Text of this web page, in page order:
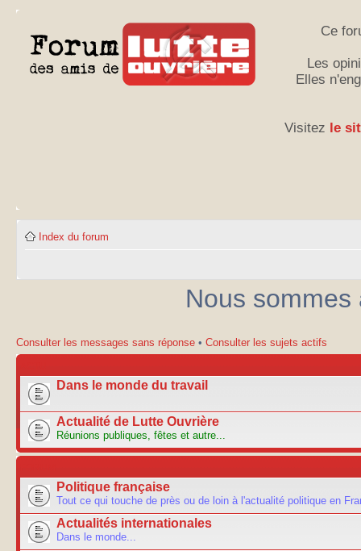
Ce
Les
Elles
Visitez le
Index du forum
Nous
Consulter les messages sans réponse • Consulter les sujets actifs
Dans le monde du travail
Actualité de Lutte Ouvrière
Réunions publiques, fêtes et autre...
Politique française
Tout ce qui touche de près ou de loin à l'actualité politique en
Actualités internationales
Dans le monde...